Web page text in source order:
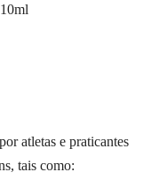
atletas e praticantes
tais como: